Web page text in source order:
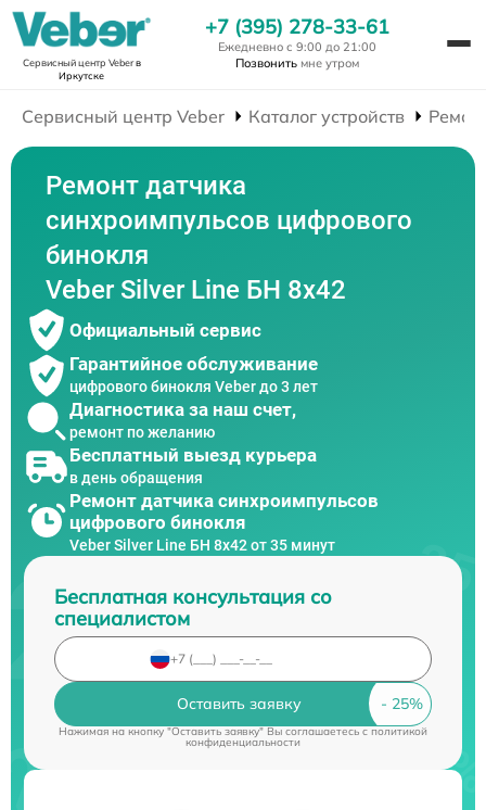
Сервисный центр Veberв
Иркутске
+7 (395) 278-33-61
Ежедневно с 9:00 до 21:00
Позвонить мне утром
Сервисный центр Veber Каталог устройств
Ремонт датчика
синхроимпульсов цифрового
бинокля
Veber Silver Line БН 8x42
Официальный сервис
Гарантийное обслуживание
цифрового бинокля Veber до 3 лет
Диагностика за наш счет,
ремонт по желанию
Бесплатный выезд курьера
в день обращения
Ремонт датчика синхроимпульсов
цифрового бинокля
Veber Silver Line БН 8x42 от 35 минут
Бесплатная консультация со
специалистом
Оставить заявку
Нажимая на кнопку "Оставить заявку" Вы соглашаетесь cполитикой
конфиденциальности